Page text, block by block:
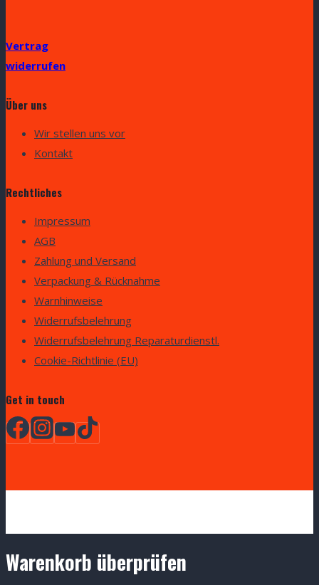
Vertrag
widerrufen
Über uns
Wir stellen uns vor
Kontakt
Rechtliches
Impressum
AGB
Zahlung und Versand
Verpackung & Rücknahme
Warnhinweise
Widerrufsbelehrung
Widerrufsbelehrung Reparaturdienstl.
Cookie-Richtlinie (EU)
Get in touch
Warenkorb überprüfen